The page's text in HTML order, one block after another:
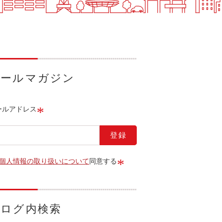
ルマガジン
ルアドレス *
人情報の取り扱いについて 同意する *
グ内検索